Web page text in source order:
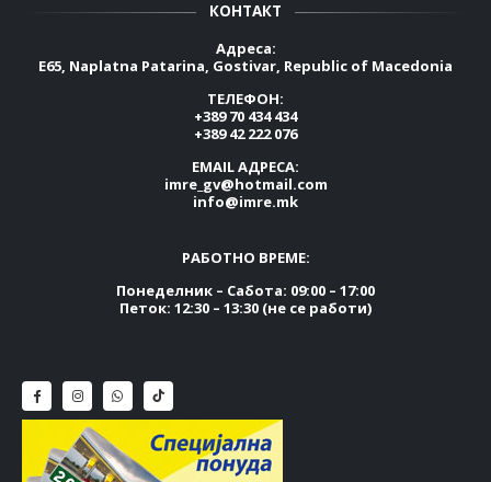
КОНТАКТ
Адреса:
E65, Naplatna Patarina, Gostivar, Republic of Macedonia
ТЕЛЕФОН:
+389 70 434 434
+389 42 222 076
EMAIL АДРЕСА:
imre_gv@hotmail.com
info@imre.mk
РАБОТНО ВРЕМЕ:
Понеделник – Сабота: 09:00 – 17:00
Петок: 12:30 – 13:30 (не се работи)